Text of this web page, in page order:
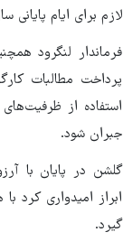
لازم برای ایام پایانی
فرماندار لنگرود
پرداخت مطالبات
استفاده از
جبران شود.
گلشن در پایان با
ابراز امیدواری
گیرد.